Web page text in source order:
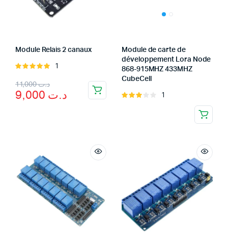
Module Relais 2 canaux
Rated
5
1
د.ت11,000
Original
price د.ت
Current
price
Module de carte de
développement Lora Node
868-915MHZ 433MHZ
CubeCell
Rated
1